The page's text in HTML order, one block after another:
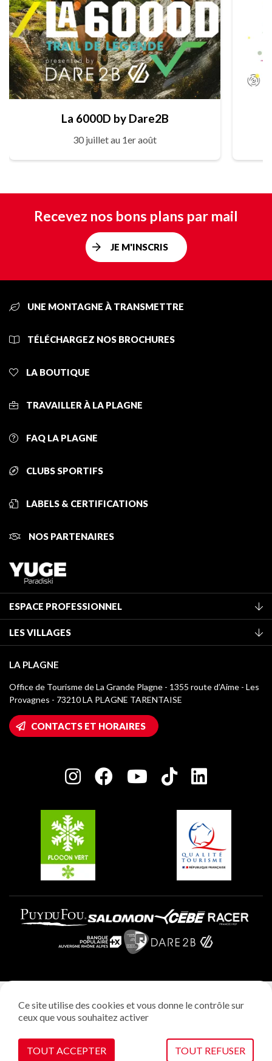
La 6000D by Dare2B
30 juillet au 1er août
Recevez nos bons plans par mail
JE M'INSCRIS
UNE MONTAGNE À TRANSMETTRE
TÉLÉCHARGEZ NOS BROCHURES
LA BOUTIQUE
TRAVAILLER À LA PLAGNE
FAQ LA PLAGNE
CLUBS SPORTIFS
LABELS & CERTIFICATIONS
NOS PARTENAIRES
ESPACE PROFESSIONNEL
Classement des meublés
Taxe de séjour
Médiathèque
Logos La Plagne
Accès Wifi
Maison des Propriétaires
Charte des Acteurs Engagés
LES VILLAGES
Montchavin - Les Coches
Champagny-en-Vanoise
Plagne 1800
Plagne Villages
Plagne Aime 2000
LA PLAGNE
Office de Tourisme de La Grande Plagne - 1355 route d’Aime - Les
Provagnes - 73210 LA PLAGNE TARENTAISE
CONTACTS ET HORAIRES
Gestion des cookies
Ce site utilise des cookies et vous donne le contrôle sur
ceux que vous souhaitez activer
TOUT ACCEPTER TOUT REFUSER